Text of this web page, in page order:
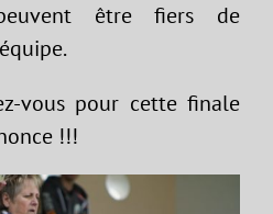
être fiers de
vous pour cette finale
!!!